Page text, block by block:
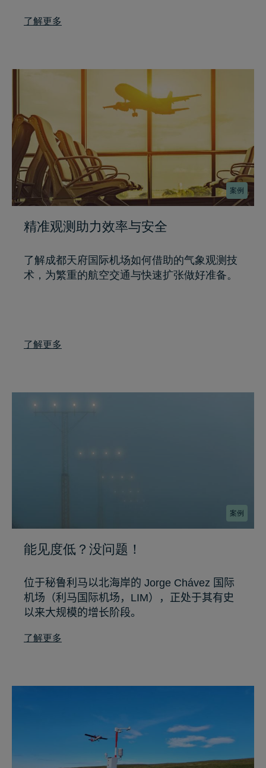
了解更多
案例
精准观测助力效率与安全
了解成都天府国际机场如何借助的气象观测技
术，为繁重的航空交通与快速扩张做好准备。
了解更多
案例
能见度低？没问题！
位于秘鲁利马以北海岸的 Jorge Chávez 国际
机场（利马国际机场， LIM），正处于其有史
以来大规模的增长阶段。
了解更多